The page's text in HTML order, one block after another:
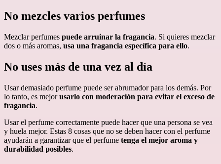
No mezcles varios perfumes
Mezclar perfumes puede arruinar la fragancia. Si quieres mezclar
dos o más aromas, usa una fragancia específica para ello.
No uses más de una vez al día
Usar demasiado perfume puede ser abrumador para los demás. Por
lo tanto, es mejorusarlo con moderación para evitar el exceso de
fragancia.
Usar el perfume correctamente puede hacer que una persona se vea
y huela mejor. Estas 8 cosas que no se deben hacer con el perfume
ayudarán a garantizar que el perfume tenga el mejor aroma y
durabilidad posibles.